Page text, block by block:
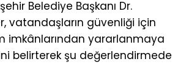
Belediye Başkanı Dr.
vatandaşların güvenliği için
imkânlarından yararlanmaya
belirterek şu değerlendirmede